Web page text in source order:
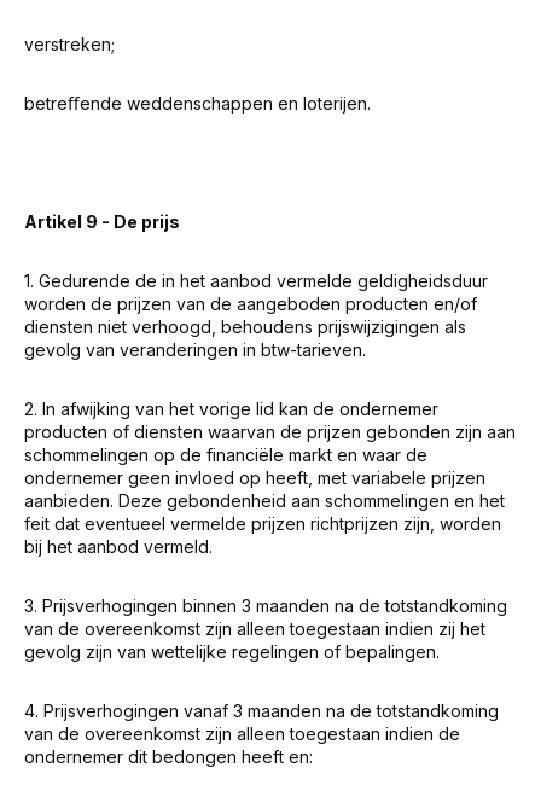
verstreken;
betreﬀende weddenschappen en loterijen.
Artikel 9 - De prijs
1. Gedurende de in het aanbod vermelde geldigheidsduur
worden de prijzen van de aangeboden producten en/of
diensten niet verhoogd, behoudens prijswijzigingen als
gevolg van veranderingen in btw-tarieven.
2. In afwijking van het vorige lid kan de ondernemer
producten of diensten waarvan de prijzen gebonden zijn aan
schommelingen op de financiële markt en waar de
ondernemer geen invloed op heeft, met variabele prijzen
aanbieden. Deze gebondenheid aan schommelingen en het
feit dat eventueel vermelde prijzen richtprijzen zijn, worden
bij het aanbod vermeld.
3. Prijsverhogingen binnen 3 maanden na de totstandkoming
van de overeenkomst zijn alleen toegestaan indien zij het
gevolg zijn van wettelijke regelingen of bepalingen.
4. Prijsverhogingen vanaf 3 maanden na de totstandkoming
van de overeenkomst zijn alleen toegestaan indien de
ondernemer dit bedongen heeft en: